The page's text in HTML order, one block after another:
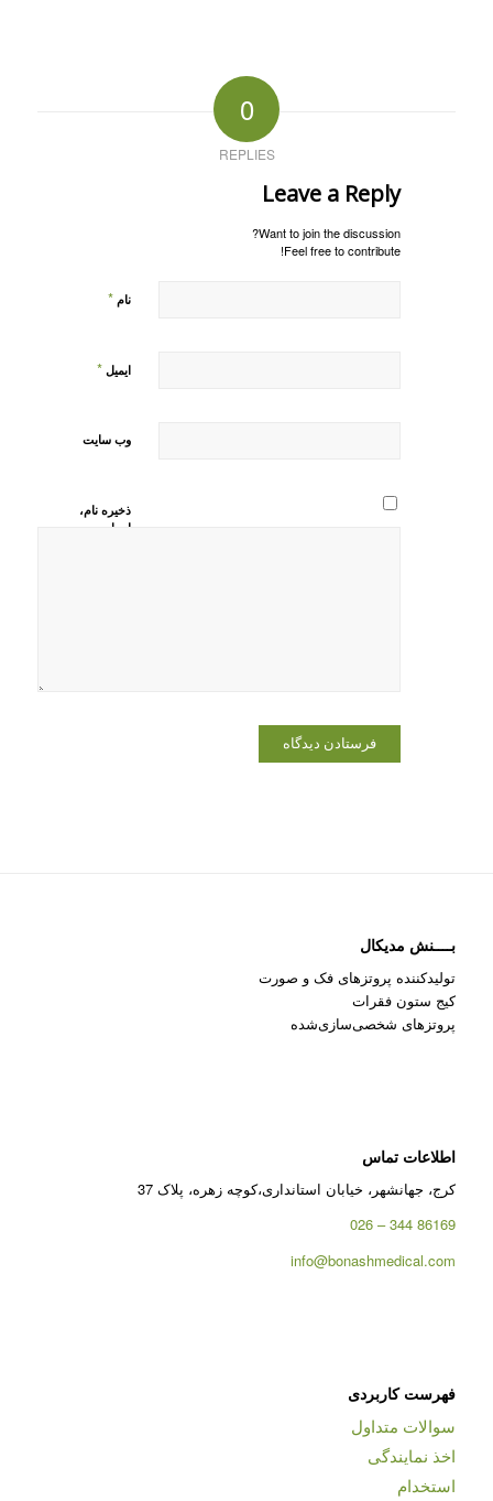
0
REPLIES
Leave a Reply
Want to join the discussion?
Feel free to contribute!
نام *
ایمیل *
وب‌ سایت
ذخیره نام،
ایمیل و
بــــنش مدیکال
تولیدکننده پروتزهای فک و صورت
کیج ستون فقرات
پروتزهای شخصی‌سازی‌شده
اطلاعات تماس
کرج، جهانشهر، خیابان استانداری،کوچه زهره، پلاک 37
86169 344 – 026
info@bonashmedical.com
فهرست کاربردی
سوالات متداول
اخذ نمایندگی
استخدام